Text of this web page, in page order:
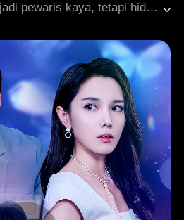
Wanita itu pernah menjadi pewaris kaya, tetapi hidupnya berubah secara dramatis ketika orang tuanya koma setelah kecelakaan dan tunangannya berselingkuh. Secara kebetulan, dia hamil anak seorang pria tetapi secara keliru percaya ayahnya adalah orang lain. Bertahun-tahun kemudian, dia kembali dengan anaknya dan bertemu lagi dengan pria itu, menjadi bawahannya. Tidak menyadari bahwa bosnya adalah ayah kandung dari anaknya, serangkaian kesalahpahaman terjadi, membawa mereka lebih dekat. Akhirnya, kebenaran terungkap, menyelesaikan kesalahpahaman mereka dan membiarkan kasih berkembang, yang berpuncak pada keluarga yang bersukacita.